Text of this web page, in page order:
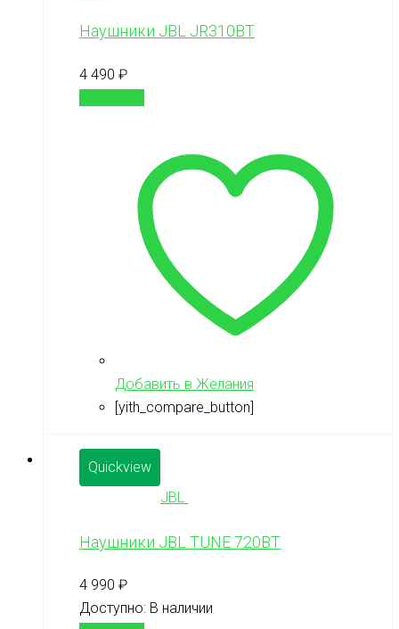
Наушники JBL JR310BT
4 490 ₽
Добавить в Желания
[yith_compare_button]
Quickview
JBL
Наушники JBL TUNE 720BT
4 990 ₽
Доступно: В наличии